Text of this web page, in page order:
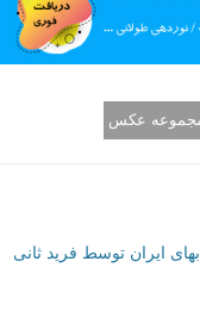
عکس
ایران توسط فرید ثانی